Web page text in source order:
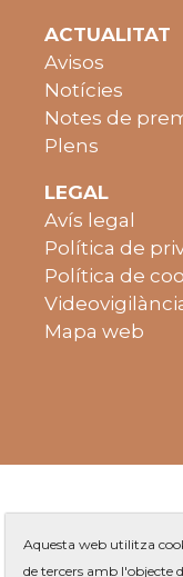
ACTUALITAT
Avisos
Notícies
Notes de
Plens
LEGAL
Avís legal
Política de
Política de
Mapa web
Aquesta web utilitza
de tercers amb l'objecte